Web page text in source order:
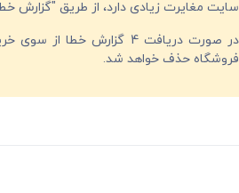
سایت مغایرت زیادی دارد، از طریق "گزارش
در صورت دریافت 4 گزارش
فروشگاه حذف خواهد شد.